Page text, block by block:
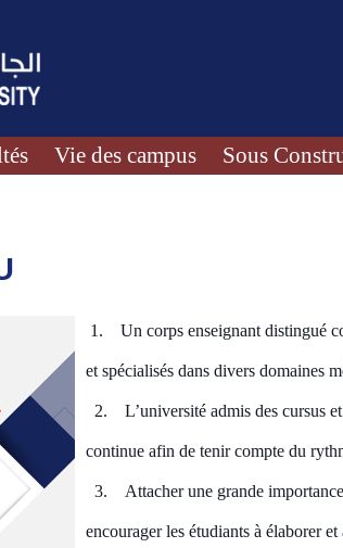
Vie des campus Sous
1. Un corps enseignant distingué
et spécialisés dans divers domaines
2. L’université admis des cursus
continue afin de tenir compte du
3. Attacher une grande
encourager les étudiantsà élaborer